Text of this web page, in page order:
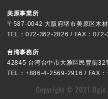
美原事業所
〒587-0042 大阪府堺市美原区木
TEL：072-362-2826 / FAX：
台湾事務所
42845 台湾台中市大雅區民豐街32
TEL：+886-4-2569-2916 / FAX
Copyright © 2021